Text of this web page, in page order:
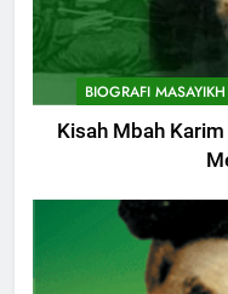
9
10
BIOGRAFI
Kisah Mbah